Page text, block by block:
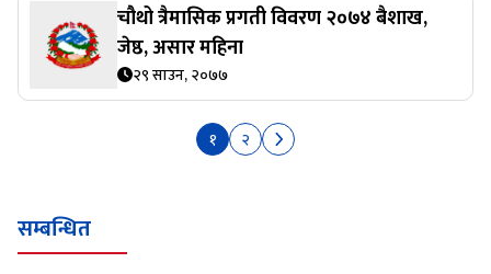
चौथो त्रैमासिक प्रगती विवरण २०७४ बैशाख,
जेष्ठ, असार महिना
२९ साउन, २०७७
१ २
सम्बन्धित